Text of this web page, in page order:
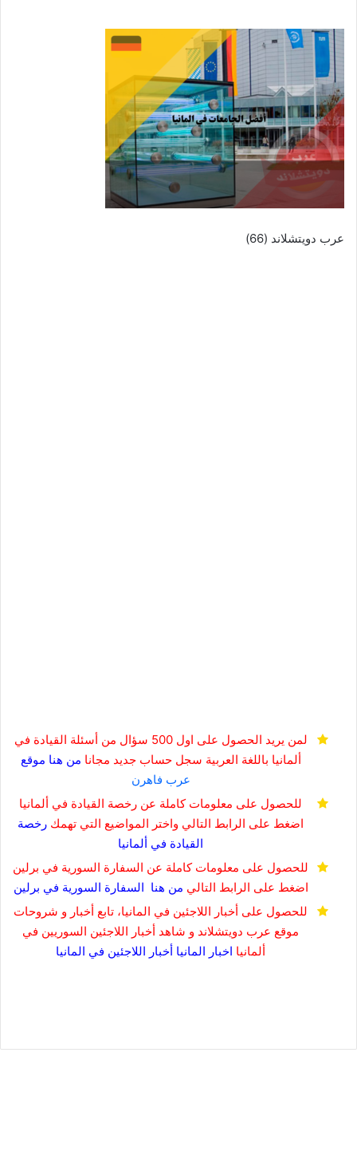
عرب دويتشلاند (66)
لمن يريد الحصول على اول 500 سؤال من أسئلة القيادة في
ألمانيا باللغة العربية سجل حساب جديد مجانا من هنا موقع
عرب فاهرن
للحصول على معلومات كاملة عن رخصة القيادة في ألمانيا
اضغط على الرابط التالي واختر المواضيع التي تهمك رخصة
القيادة في ألمانيا
للحصول على معلومات كاملة عن السفارة السورية في برلين
اضغط على الرابط التالي من هنا السفارة السورية في برلين
للحصول على أخبار اللاجئين في المانيا، تابع أخبار و شروحات
موقع عرب دويتشلاند و شاهد أخبار اللاجئين السوريين في
ألمانيا اخبار المانيا أخبار اللاجئين في المانيا